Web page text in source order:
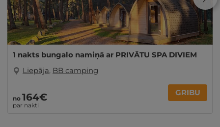
1 nakts bungalo namiņā ar PRIVĀTU SPA DIVIEM
Liepāja, BB camping
no 164€
par nakti
GRIBU